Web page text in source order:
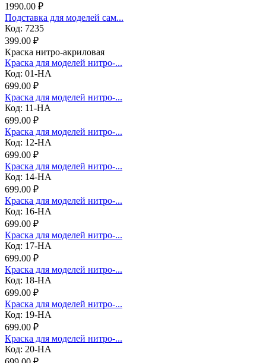
1990.00 ₽
Подставка для моделей сам...
Код: 7235
399.00 ₽
Краска нитро-акриловая
Краска для моделей нитро-...
Код: 01-НА
699.00 ₽
Краска для моделей нитро-...
Код: 11-НА
699.00 ₽
Краска для моделей нитро-...
Код: 12-НА
699.00 ₽
Краска для моделей нитро-...
Код: 14-НА
699.00 ₽
Краска для моделей нитро-...
Код: 16-НА
699.00 ₽
Краска для моделей нитро-...
Код: 17-НА
699.00 ₽
Краска для моделей нитро-...
Код: 18-НА
699.00 ₽
Краска для моделей нитро-...
Код: 19-НА
699.00 ₽
Краска для моделей нитро-...
Код: 20-НА